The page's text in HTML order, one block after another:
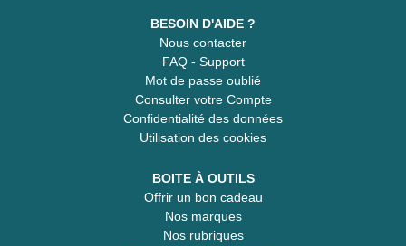
BESOIN D'AIDE ?
Nous contacter
FAQ - Support
Mot de passe oublié
Consulter votre Compte
Confidentialité des données
Utilisation des cookies
BOITE À OUTILS
Offrir un bon cadeau
Nos marques
Nos rubriques